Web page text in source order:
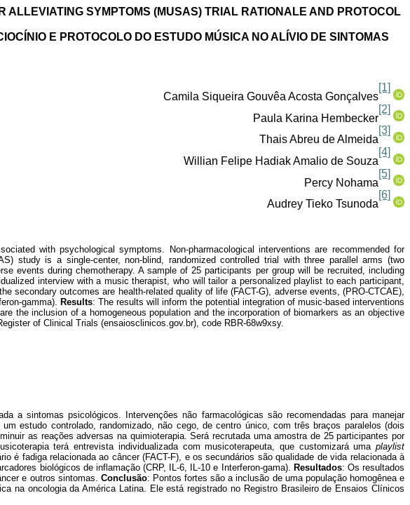
SYMPTOMS (MUSAS) TRIAL RATIONALE AND PROTOCOL
E PROTOCOLO DO ESTUDO MÚSICA NO ALÍVIO DE SINTOMAS
Camila Siqueira Gouvêa Acosta Gonçalves
[1]
Paula Karina Hembecker
[2]
Thais Abreu de Almeida
[3]
Willian Felipe Hadiak Amalio de Souza
[4]
Percy Nohama
[5]
Audrey Tieko Tsunoda
[6]
with psychological symptoms. Non-pharmacological interventions are recommended for
study is a single-center, non-blind, randomized controlled trial with three parallel arms (two
events during chemotherapy. A sample of 25 participants per group will be recruited, including
interview with a music therapist, who will tailor a personalized playlist to each participant,
secondary outcomes are health-related quality of life (FACT-G), adverse events, (PRO-CTCAE),
gamma).
Results: The results will inform the potential integration of music-based interventions
the inclusion of a homogeneous population and the incorporation of biomarkers as an objective
of Clinical Trials (ensaiosclinicos.gov.br), code RBR-68w9xsy.
a sintomas psicológicos. Intervenções não farmacológicas são recomendadas para manejar
estudo controlado, randomizado, não cego, de centro único, com três braços paralelos (dois
as reações adversas na quimioterapia. Será recrutada uma amostra de 25 participantes por
terá entrevista individualizada com musicoterapeuta, que customizará uma playlist
é fadiga relacionada ao câncer (FACT-F), e os secundários são qualidade de vida relacionada à
biológicos de inflamação (CRP, IL-6, IL-10 e Interferon-gama).
Resultados: Os resultados
e outros sintomas. Conclusão: Pontos fortes são a inclusão de uma população homogênea e
na oncologia da América Latina. Ele está registrado no Registro Brasileiro de Ensaios Clínicos